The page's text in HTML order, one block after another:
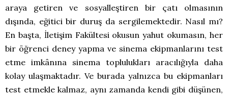
araya getiren ve sosyalleştiren bir çatı olmasının
dışında, eğitici bir duruş da sergilemektedir. Nasıl mı?
En başta, İletişim Fakültesi okusun yahut okumasın, her
bir öğrenci deney yapma ve sinema ekipmanlarını test
etme imkânına sinema toplulukları aracılığıyla daha
kolay ulaşmaktadır. Ve burada yalnızca bu ekipmanları
test etmekle kalmaz, aynı zamanda kendi gibi düşünen,